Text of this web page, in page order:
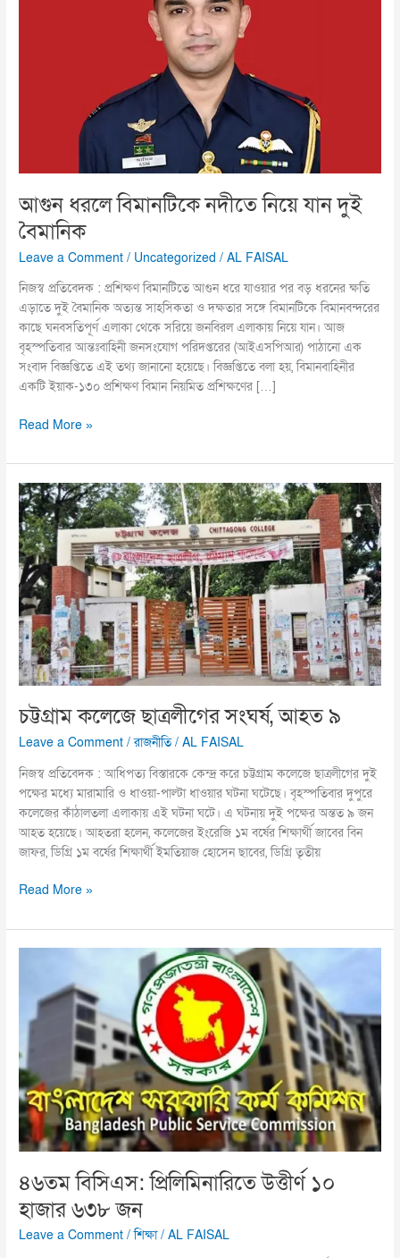
আগুন ধরলে বিমানটিকে নদীতে নিয়ে যান দুই
বৈমানিক
Leave a Comment / Uncategorized /AL FAISAL
নিজস্ব প্রতিবেদক : প্রশিক্ষণ বিমানটিতে আগুন ধরে যাওয়ার পর বড় ধরনের ক্ষতি
এড়াতে দুই বৈমানিক অত্যন্ত সাহসিকতা ও দক্ষতার সঙ্গে বিমানটিকে বিমানবন্দরের
কাছে ঘনবসতিপূর্ণ এলাকা থেকে সরিয়ে জনবিরল এলাকায় নিয়ে যান। আজ
বৃহস্পতিবার আন্তঃবাহিনী জনসংযোগ পরিদপ্তরের (আইএসপিআর) পাঠানো এক
সংবাদ বিজ্ঞপ্তিতে এই তথ্য জানানো হয়েছে। বিজ্ঞপ্তিতে বলা হয়, বিমানবাহিনীর
একটি ইয়াক-১৩০ প্রশিক্ষণ বিমান নিয়মিত প্রশিক্ষণের […]
Read More »
চট্টগ্রাম কলেজে ছাত্রলীগের সংঘর্ষ, আহত ৯
Leave a Comment /রাজনীতি/AL FAISAL
নিজস্ব প্রতিবেদক : আধিপত্য বিস্তারকে কেন্দ্র করে চট্টগ্রাম কলেজে ছাত্রলীগের দুই
পক্ষের মধ্যে মারামারি ও ধাওয়া-পাল্টা ধাওয়ার ঘটনা ঘটেছে। বৃহস্পতিবার দুপুরে
কলেজের কাঁঠালতলা এলাকায় এই ঘটনা ঘটে। এ ঘটনায় দুই পক্ষের অন্তত ৯ জন
আহত হয়েছে। আহতরা হলেন, কলেজের ইংরেজি ১ম বর্ষের শিক্ষার্থী জাবের বিন
জাফর, ডিগ্রি ১ম বর্ষের শিক্ষার্থী ইমতিয়াজ হোসেন ছাবের, ডিগ্রি তৃতীয়
চট্টগ্রাম
কলেজে
ছাত্রলীগের
সংঘর্ষ,
আহত
৯
Read More »
৪৬তম বিসিএস: প্রিলিমিনারিতে উত্তীর্ণ ১০
হাজার ৬৩৮ জন
Leave a Comment /শিক্ষা/AL FAISAL
প্রিলিমিনারিতে
উত্তীর্ণ
হাজার
৬৩৮
জন